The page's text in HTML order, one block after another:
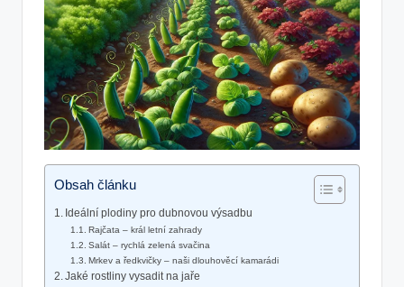
Obsah článku
Ideální plodiny pro dubnovou výsadbu
Rajčata – král letní zahrady
Salát – rychlá zelená svačina
Mrkev a ředkvičky – naši dlouhověcí kamarádi
Jaké rostliny vysadit na jaře